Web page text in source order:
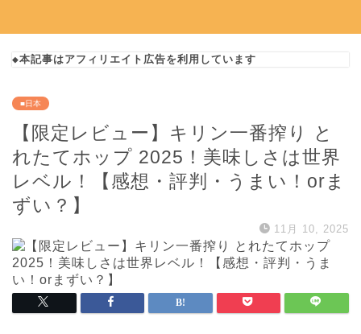
◆本記事はアフィリエイト広告を利用しています
■日本
【限定レビュー】キリン一番搾り と
れたてホップ 2025！美味しさは世界
レベル！【感想・評判・うまい！orま
ずい？】
11月 10, 2025